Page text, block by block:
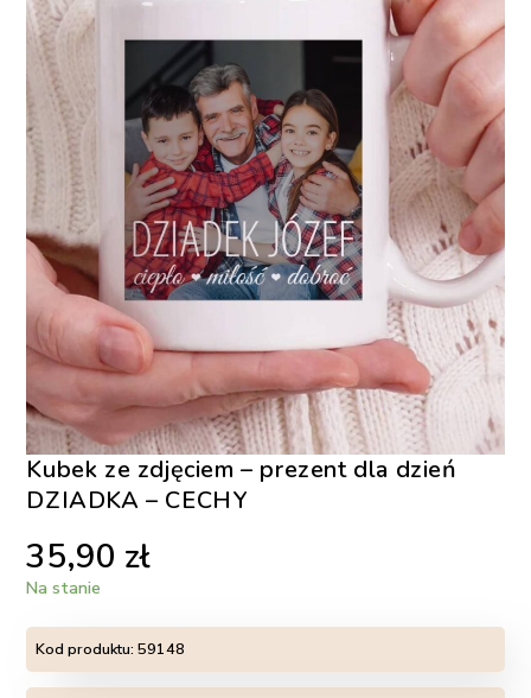
Kubek ze zdjęciem – prezent dla dzień
DZIADKA – CECHY
35,90 zł
Na stanie
Kod produktu:59148